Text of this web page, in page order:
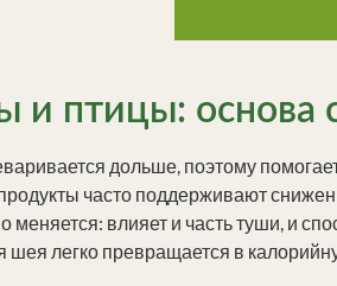
и птицы: основа
дольше, поэтому
часто поддерживают
влияет и часть туши, и
шея легко превращается в